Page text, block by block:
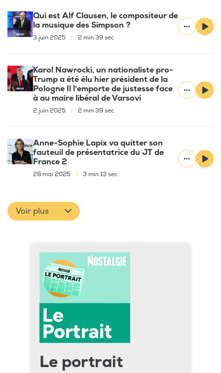
Qui est Alf Clausen, le compositeur de
la musique des Simpson ?
3 juin 2025 2 min 39 sec
Karol Nawrocki, un nationaliste pro-
Trump a été élu hier président de la
Pologne Il l'emporte de justesse face
à au maire libéral de Varsovi
2 juin 2025 2 min 39 sec
Anne-Sophie Lapix va quitter son
fauteuil de présentatrice du JT de
France 2
28 mai 2025 3 min 13 sec
Voir plus
Le portrait